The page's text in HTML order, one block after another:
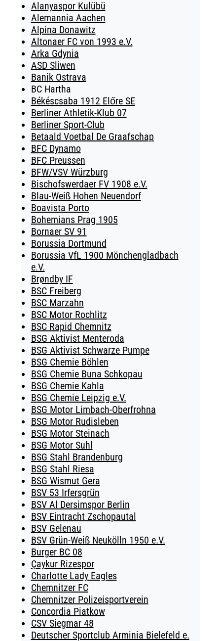
Alanyaspor Kulübü
Alemannia Aachen
Alpina Donawitz
Altonaer FC von 1993 e.V.
Arka Gdynia
ASD Sliwen
Banik Ostrava
BC Hartha
Békéscsaba 1912 Előre SE
Berliner Athletik-Klub 07
Berliner Sport-Club
Betaald Voetbal De Graafschap
BFC Dynamo
BFC Preussen
BFW/VSV Würzburg
Bischofswerdaer FV 1908 e.V.
Blau-Weiß Hohen Neuendorf
Boavista Porto
Bohemians Prag 1905
Bornaer SV 91
Borussia Dortmund
Borussia VfL 1900 Mönchengladbach
e.V.
Brøndby IF
BSC Freiberg
BSC Marzahn
BSC Motor Rochlitz
BSC Rapid Chemnitz
BSG Aktivist Menteroda
BSG Aktivist Schwarze Pumpe
BSG Chemie Böhlen
BSG Chemie Buna Schkopau
BSG Chemie Kahla
BSG Chemie Leipzig e.V.
BSG Motor Limbach-Oberfrohna
BSG Motor Rudisleben
BSG Motor Steinach
BSG Motor Suhl
BSG Stahl Brandenburg
BSG Stahl Riesa
BSG Wismut Gera
BSV 53 Irfersgrün
BSV Al Dersimspor Berlin
BSV Eintracht Zschopautal
BSV Gelenau
BSV Grün-Weiß Neukölln 1950 e.V.
Burger BC 08
Çaykur Rizespor
Charlotte Lady Eagles
Chemnitzer FC
Chemnitzer Polizeisportverein
Concordia Piatkow
CSV Siegmar 48
Deutscher Sportclub Arminia Bielefeld e.